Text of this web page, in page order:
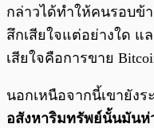
กล่าวได้ทำให้คนรอบข้
สึกเสียใจแต่อย่างใด แ
เสียใจคือการขาย
นอกเหนือจากนี้เขายังร
อสังหาริมทรัพย์นั้นมันห่